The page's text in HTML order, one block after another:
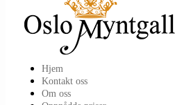
Hjem
Kontakt oss
Om oss